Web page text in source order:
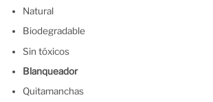
Natural
Biodegradable
Sin tóxicos
Blanqueador
Quitamanchas